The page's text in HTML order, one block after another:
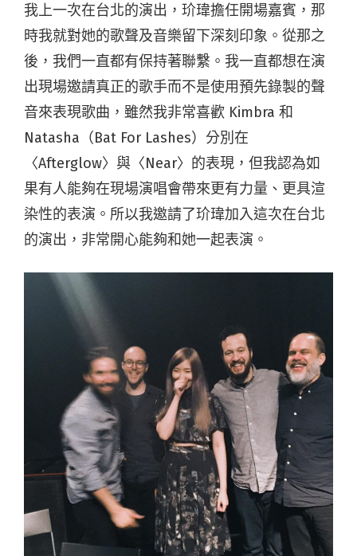
我上一次在台北的演出，玠瑋擔任開場嘉賓，那
時我就對她的歌聲及音樂留下深刻印象。從那之
後，我們一直都有保持著聯繫。我一直都想在演
出現場邀請真正的歌手而不是使用預先錄製的聲
音來表現歌曲，雖然我非常喜歡 Kimbra 和
Natasha（Bat For Lashes）分別在
〈Afterglow〉與〈Near〉的表現，但我認為如
果有人能夠在現場演唱會帶來更有力量、更具渲
染性的表演。所以我邀請了玠瑋加入這次在台北
的演出，非常開心能夠和她一起表演。